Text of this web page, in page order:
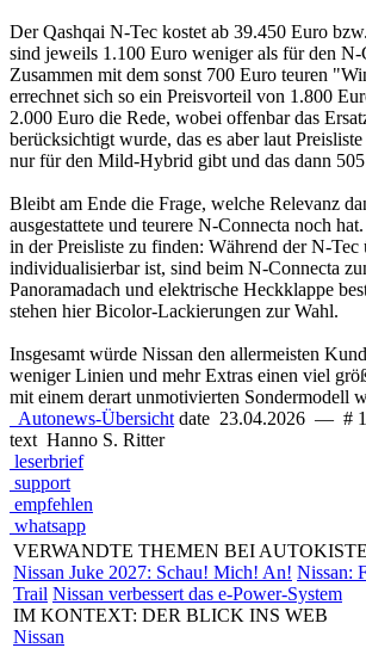
Der Qashqai N-Tec kostet ab 39.450 Euro
sind jeweils 1.100 Euro weniger als für den N-
Zusammen mit dem sonst 700 Euro teuren
errechnet sich so ein Preisvorteil von 1.800
2.000 Euro die Rede, wobei offenbar das
berücksichtigt wurde, das es aber laut
nur für den Mild-Hybrid gibt und das dann
Bleibt am Ende die Frage, welche Relevanz
ausgestattete und teurere N-Connecta noch
in der Preisliste zu finden: Während der N-Tec
individualisierbar ist, sind beim N-Connecta
Panoramadach und elektrische Heckklappe
stehen hier Bicolor-Lackierungen zur Wahl.
Insgesamt würde Nissan den allermeisten
weniger Linien und mehr Extras einen viel
mit einem derart unmotivierten Sondermodell
Autonews-Übersicht date 23.04.2026 — #
text Hanno S. Ritter
leserbrief
support
empfehlen
whatsapp
VERWANDTE THEMEN BEI AUTOKISTE
Nissan Juke 2027: Schau! Mich! An! Nissan:
Trail Nissan verbessert das e-Power-System
IM KONTEXT: DER BLICK INS WEB
Nissan